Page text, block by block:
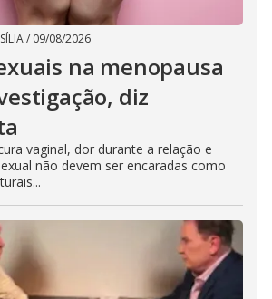
/ 09/08/2026
na menopausa
diz
vaginal, dor durante a relação e
não devem ser encaradas como